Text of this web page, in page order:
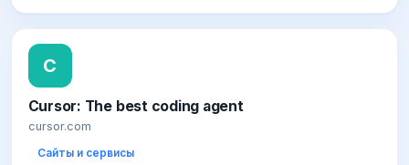
C
Cursor: The best coding agent
cursor.com
Сайты и сервисы